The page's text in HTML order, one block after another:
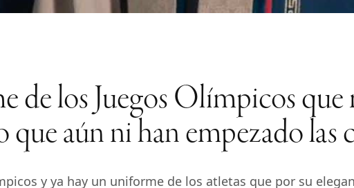
de los Juegos Olímpicos que
que aún ni han empezado
y ya hay un uniforme de los atletas que por su